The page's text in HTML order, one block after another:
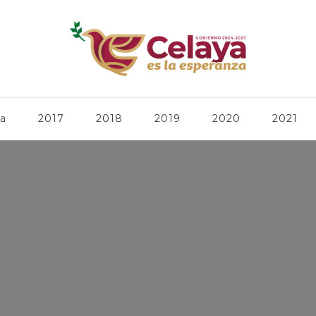
2017 2018 2019 2020 2021